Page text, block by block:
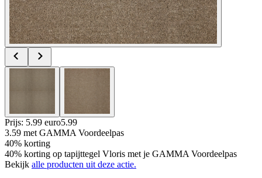
Prijs: 5.99 euro5.99
3.59 met GAMMA Voordeelpas
40% korting
40% korting op tapijttegel Vloris met je GAMMA Voordeelpas
Bekijk alle producten uit deze actie.